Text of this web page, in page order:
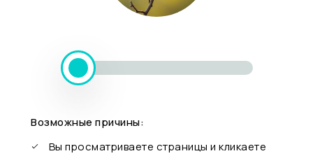
Возможные причины:
Вы просматриваете страницы и кликаете